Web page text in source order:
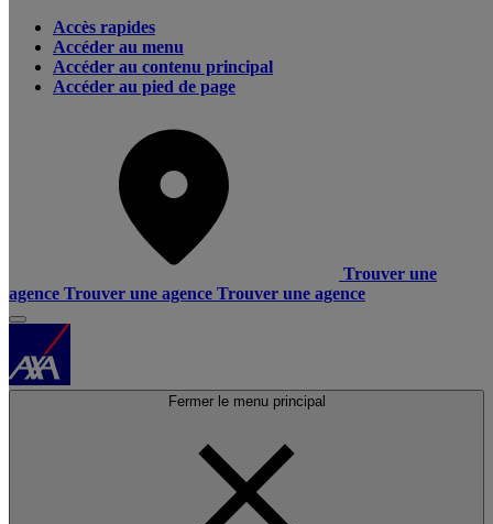
Accès rapides
Accéder au menu
Accéder au contenu principal
Accéder au pied de page
Trouver une
agence Trouver une agence Trouver une agence
Fermer le menu principal